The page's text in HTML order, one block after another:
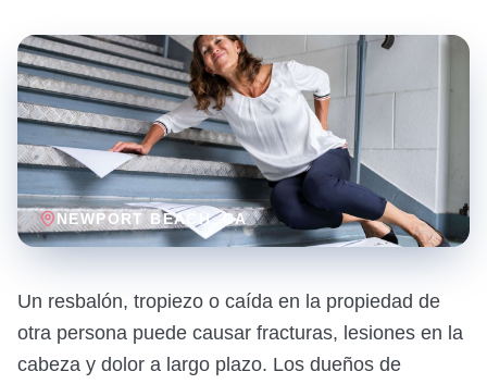
NEWPORT BEACH, CA
Un resbalón, tropiezo o caída en la propiedad de
otra persona puede causar fracturas, lesiones en la
cabeza y dolor a largo plazo. Los dueños de